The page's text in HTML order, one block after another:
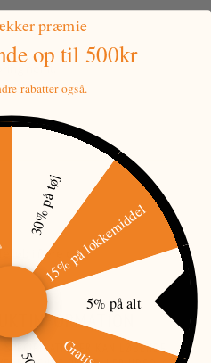
nemt.
i flere cal.
SPECIFIKATIONER KAN LØBENDE
præmie
op til 500kr
rabatter også.
30% på tøj
15% på lokkemiddel
5% på alt